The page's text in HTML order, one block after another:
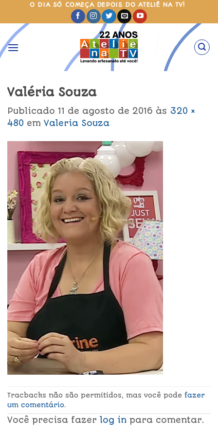
content
O DIA SÓ COMEÇA DEPOIS DO ATELIÊ NA TV!
Valéria Souza
Publicado 11 de agosto de 2016 às 320 ×
480 em Valeria Souza
Tracbacks não são permitidos, mas você pode fazer
um comentário.
Você precisa fazer log in para comentar.